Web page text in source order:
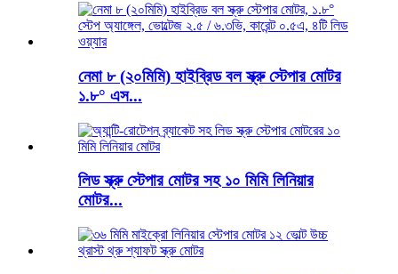
নেমা ৮ (২০মিমি) হাইব্রিড বল স্ক্রু স্টেপার মোটর
১.৮° এস...
লিড স্ক্রু স্টেপার মোটর সহ ১০ মিমি লিনিয়ার
মোটর...